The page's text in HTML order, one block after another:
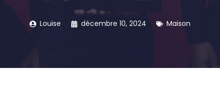
Louise décembre 10, 2024 Maison